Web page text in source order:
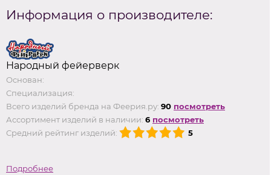
Информация о производителе:
Народный фейерверк
Основан:
Специализация:
Всего изделий бренда на Феерия.ру: 90 посмотреть
Ассортимент изделий в наличии: 6 посмотреть
Средний рейтинг изделий:
5
Подробнее